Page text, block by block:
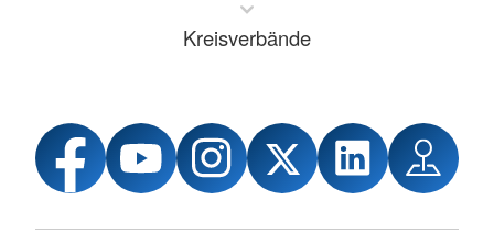
Kreisverbände